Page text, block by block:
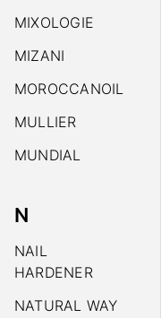
MIXOLOGIE
MIZANI
MOROCCANOIL
MULLIER
MUNDIAL
N
NAIL
HARDENER
NATURAL WAY